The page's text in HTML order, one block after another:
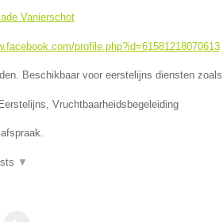
Vanierschot
profile.php?id=61581218070613|
Beschikbaar voor eerstelijns diensten zoals
Vruchtbaarheidsbegeleiding
▼